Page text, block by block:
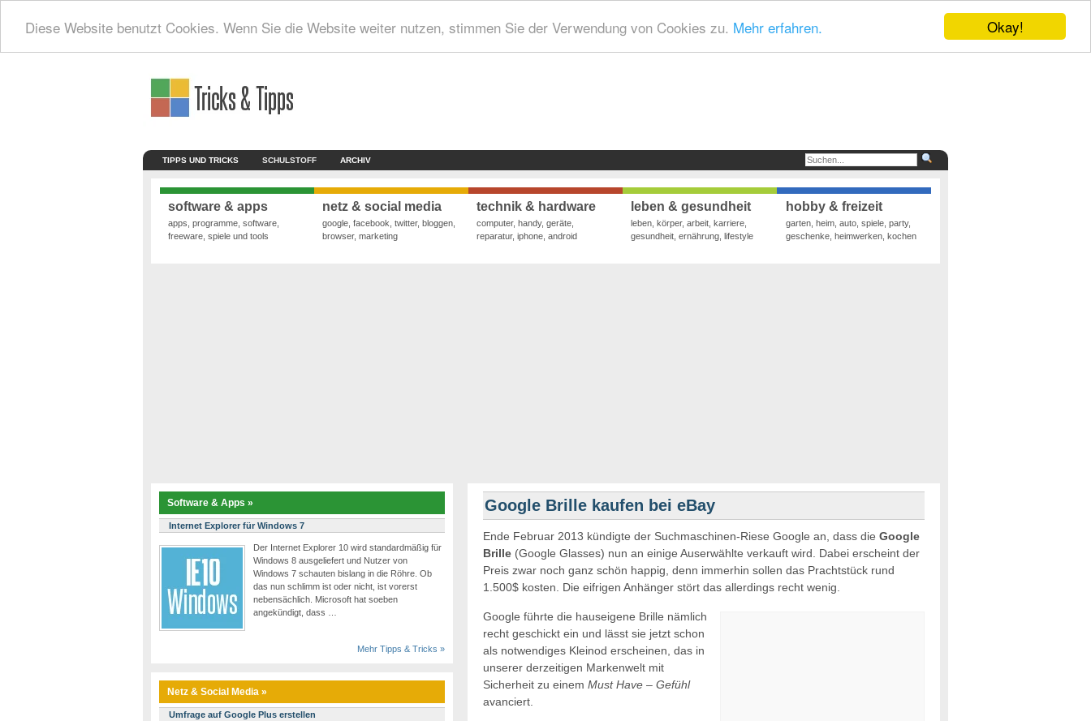
Okay!
Diese Website benutzt Cookies. Wenn Sie die Website weiter nutzen, stimmen Sie der Verwendung von Cookies zu. Mehr erfahren.
TIPPS UND TRICKS SCHULSTOFF ARCHIV
software & apps
apps, programme, software,
freeware, spiele und tools
netz & social media
google, facebook, twitter, bloggen,
browser, marketing
technik & hardware
computer, handy, geräte,
reparatur, iphone, android
leben & gesundheit
leben, körper, arbeit, karriere,
gesundheit, ernährung, lifestyle
hobby & freizeit
garten, heim, auto, spiele, party,
geschenke, heimwerken, kochen
Google Brille kaufen bei eBay
Ende Februar 2013 kündigte der Suchmaschinen-Riese Google an, dass dieGoogle
Brille (Google Glasses) nun an einige Auserwählte verkauft wird. Dabei erscheint der
Preis zwar noch ganz schön happig, denn immerhin sollen das Prachtstück rund
1.500$ kosten. Die eifrigen Anhänger stört das allerdings recht wenig.
Google führte die hauseigene Brille nämlich
recht geschickt ein und lässt sie jetzt schon
als notwendiges Kleinod erscheinen, das in
unserer derzeitigen Markenwelt mit
Sicherheit zu einemMust Have – Gefühl
avanciert.
Software & Apps »
Internet Explorer für Windows 7
Der Internet Explorer 10 wird standardmäßig für
Windows 8 ausgeliefert und Nutzer von
Windows 7 schauten bislang in die Röhre. Ob
das nun schlimm ist oder nicht, ist vorerst
nebensächlich. Microsoft hat soeben
angekündigt, dass …
Mehr Tipps & Tricks »
Netz & Social Media »
Umfrage auf Google Plus erstellen